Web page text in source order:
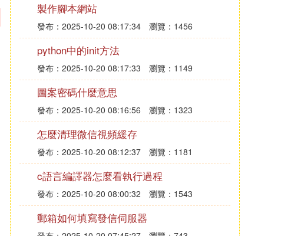
製作腳本網站
發布：2025-10-20 08:17:34 瀏覽：1456
python中的init方法
發布：2025-10-20 08:17:33 瀏覽：1149
圖案密碼什麼意思
發布：2025-10-20 08:16:56 瀏覽：1323
怎麼清理微信視頻緩存
發布：2025-10-20 08:12:37 瀏覽：1181
c語言編譯器怎麼看執行過程
發布：2025-10-20 08:00:32 瀏覽：1543
郵箱如何填寫發信伺服器